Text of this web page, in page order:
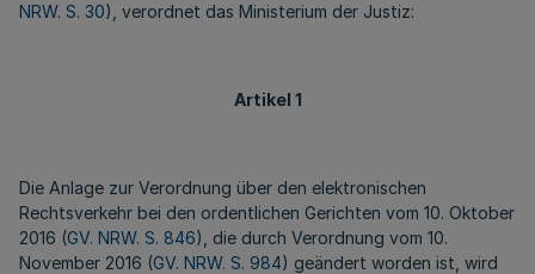
NRW. S. 30), verordnet das Ministerium der Justiz:
Artikel 1
Die Anlage zur Verordnung über den elektronischen
Rechtsverkehr bei den ordentlichen Gerichten vom 10. Oktober
2016 (GV. NRW. S. 846), die durch Verordnung vom 10.
November 2016 (GV. NRW. S. 984) geändert worden ist, wird